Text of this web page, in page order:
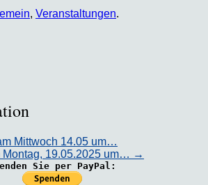
, Veranstaltungen.
Mittwoch 14.05 um…
19.05.2025 um… →
Sie per PayPal: